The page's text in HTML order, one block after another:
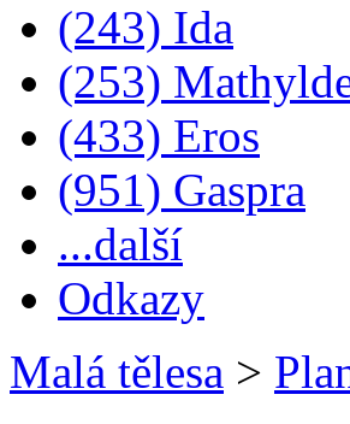
(243) Ida
(253)
(433) Eros
(951) Gaspra
...další
Odkazy
Malá tělesa >